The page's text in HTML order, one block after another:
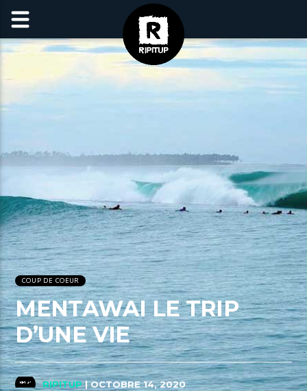
COUP DE COEUR
MENTAWAI LE TRIP
D’UNE VIE
RIPITUP| OCTOBRE 14, 2020